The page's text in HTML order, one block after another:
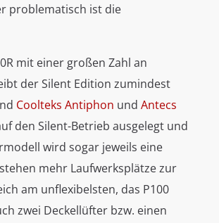
problematisch ist die
mit einer großen Zahl an
der Silent Edition zumindest
Coolteks Antiphon und Antecs
den Silent-Betrieb ausgelegt und
wird sogar jeweils eine
mehr Laufwerksplätze zur
am unflexibelsten, das P100
zwei Deckellüfter bzw. einen